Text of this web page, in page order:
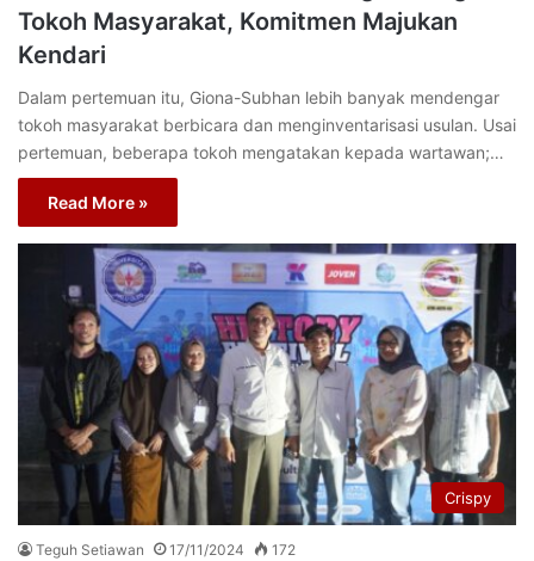
Tokoh Masyarakat, Komitmen Majukan
Kendari
Dalam pertemuan itu, Giona-Subhan lebih banyak mendengar
tokoh masyarakat berbicara dan menginventarisasi usulan. Usai
pertemuan, beberapa tokoh mengatakan kepada wartawan;…
Read More »
Crispy
Teguh Setiawan 17/11/2024 172